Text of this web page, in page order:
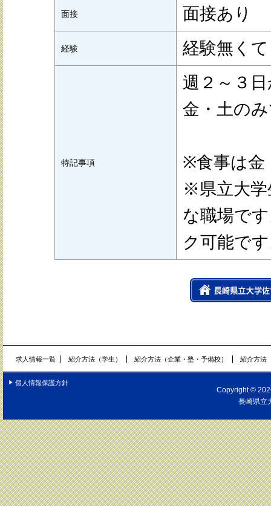
面接 面接あり
経験 経験無く
特記事項
週２～３
金・土の
※食事は金
※県立大学
な職場で
ク可能で
求人情報一覧 紹介方法（学生） 紹介方法（企業・塾・予備校） 紹介方法
個人情報保護方針
Copyright ©
長崎県立